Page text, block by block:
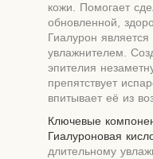
кожи. Помогает
обновленной,
Гиалурон
увлажнителем.
эпителия
препятствует
впитывает её из
Ключевые
Гиалуроновая
длительному